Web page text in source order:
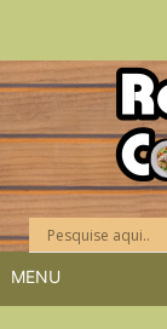
Skip
to
content
MENU